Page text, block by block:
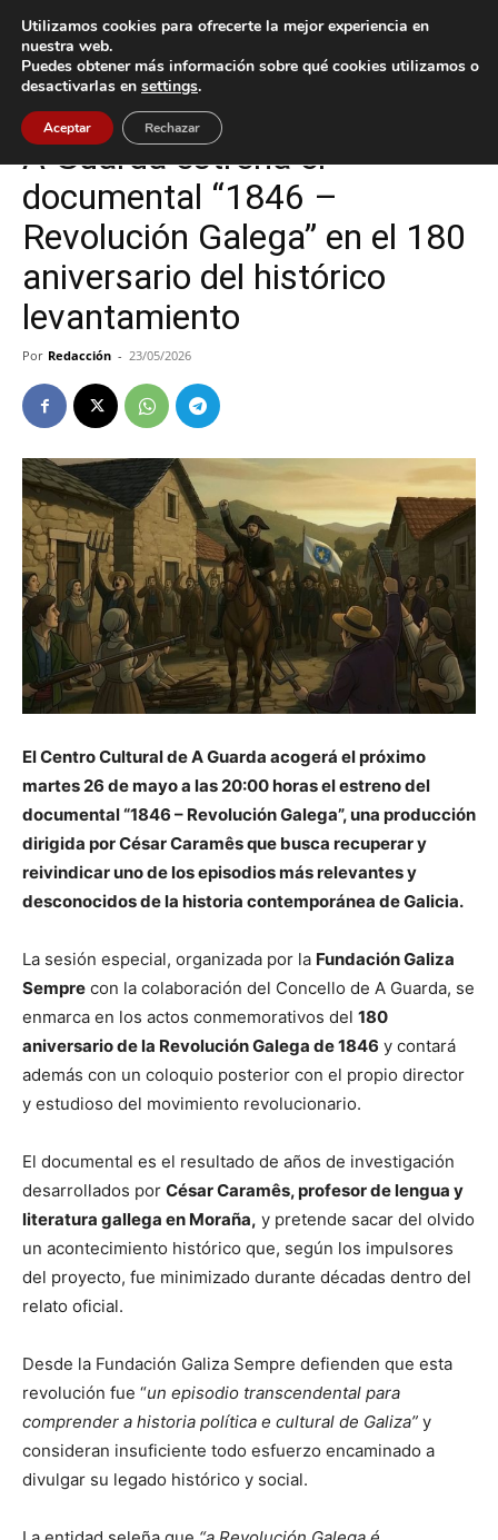
Inicio A Guarda
A Guarda Cultura / Ocio
A Guarda estrena el
documental “1846 –
Revolución Galega” en el 180
aniversario del histórico
levantamiento
Por Redacción - 23/05/2026
El Centro Cultural de A Guarda acogerá el próximo
martes 26 de mayo a las 20:00 horas el estreno del
documental “1846 – Revolución Galega”, una producción
dirigida por César Caramês que busca recuperar y
reivindicar uno de los episodios más relevantes y
desconocidos de la historia contemporánea de Galicia.
La sesión especial, organizada por la Fundación Galiza
Sempre con la colaboración del Concello de A Guarda, se
enmarca en los actos conmemorativos del 180
aniversario de la Revolución Galega de 1846 y contará
además con un coloquio posterior con el propio director
y estudioso del movimiento revolucionario.
El documental es el resultado de años de investigación
desarrollados por César Caramês, profesor de lengua y
literatura gallega en Moraña, y pretende sacar del olvido
un acontecimiento histórico que, según los impulsores
del proyecto, fue minimizado durante décadas dentro del
relato oficial.
Desde la Fundación Galiza Sempre defienden que esta
revolución fue “un episodio transcendental para
comprender a historia política e cultural de Galiza” y
consideran insuficiente todo esfuerzo encaminado a
divulgar su legado histórico y social.
Utilizamos cookies para ofrecerte la mejor experiencia en
nuestra web.
Puedes obtener más información sobre qué cookies utilizamos o
desactivarlas en settings.
Aceptar Rechazar